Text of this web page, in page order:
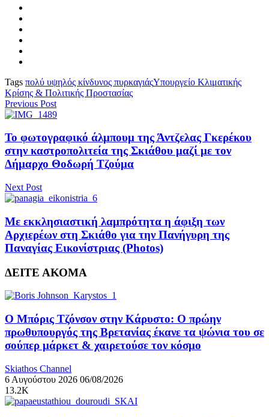
Tags πολύ υψηλός κίνδυνος πυρκαγιάςΥπουργείο Κλιματικής
Κρίσης & Πολιτικής Προστασίας
Previous Post
Το φωτογραφικό άλμπουμ της Άντζελας Γκερέκου
στην καστροπολιτεία της Σκιάθου μαζί με τον
Δήμαρχο Θοδωρή Τζούμα
Next Post
Με εκκλησιαστική λαμπρότητα η άφιξη των
Αρχιερέων στη Σκιάθο για την Πανήγυρη της
Παναγίας Εικονίστριας (Photos)
ΔΕΙΤΕ ΑΚΟΜΑ
Ο Μπόρις Τζόνσον στην Κάρυστο: Ο πρώην
πρωθυπουργός της Βρετανίας έκανε τα ψώνια του σε
σούπερ μάρκετ & χαιρετούσε τον κόσμο
Skiathos Channel
6 Αυγούστου 2026 06/08/2026
13.2K